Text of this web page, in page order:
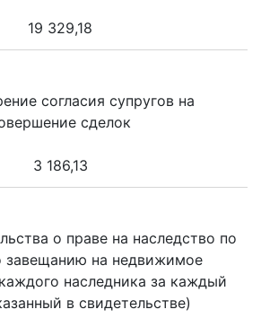
19 329,18
согласия супругов на
сделок
3 186,13
о праве на наследство по
завещанию на недвижимое
наследника за каждый
в свидетельстве)